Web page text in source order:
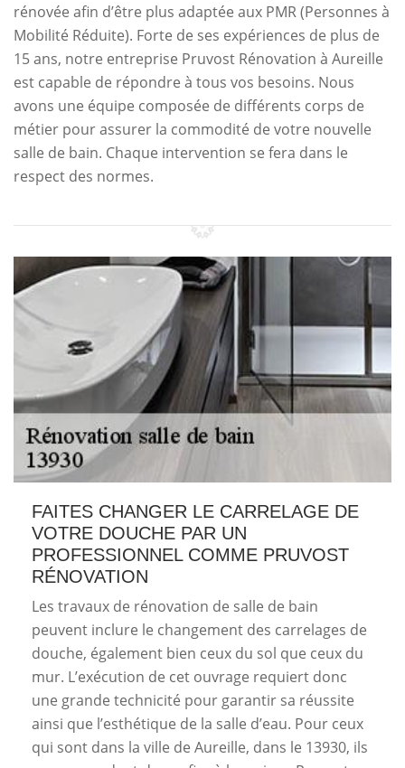
rénovée afin d’être plus adaptée aux PMR (Personnes à
Mobilité Réduite). Forte de ses expériences de plus de
15 ans, notre entreprise Pruvost Rénovation à Aureille
est capable de répondre à tous vos besoins. Nous
avons une équipe composée de différents corps de
métier pour assurer la commodité de votre nouvelle
salle de bain. Chaque intervention se fera dans le
respect des normes.
FAITES CHANGER LE CARRELAGE DE
VOTRE DOUCHE PAR UN
PROFESSIONNEL COMME PRUVOST
RÉNOVATION
Les travaux de rénovation de salle de bain
peuvent inclure le changement des carrelages de
douche, également bien ceux du sol que ceux du
mur. L’exécution de cet ouvrage requiert donc
une grande technicité pour garantir sa réussite
ainsi que l’esthétique de la salle d’eau. Pour ceux
qui sont dans la ville de Aureille, dans le 13930, ils